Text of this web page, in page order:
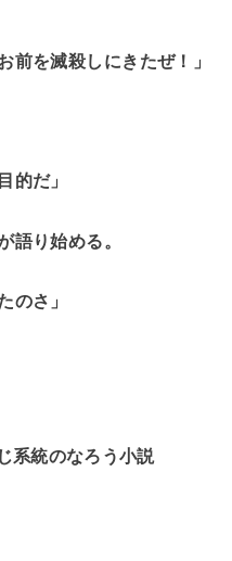
前を滅殺しにきたぜ！」
的だ」
語り始める。
のさ」
系統のなろう小説